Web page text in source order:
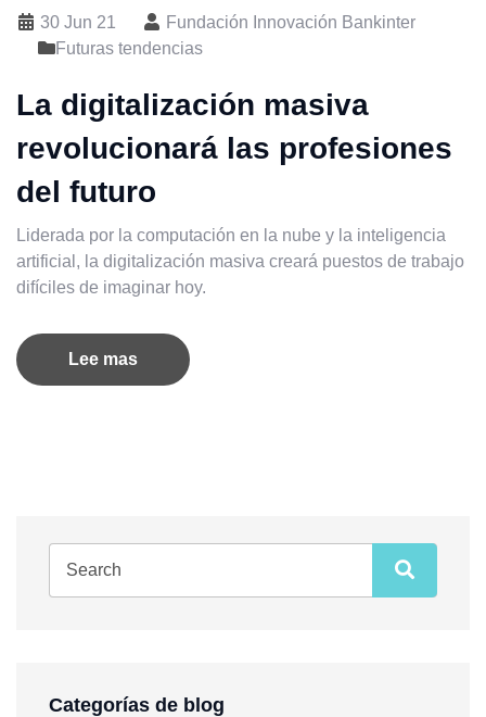
30 Jun 21
Fundación Innovación Bankinter
Futuras tendencias
La digitalización masiva
revolucionará las profesiones
del futuro
Liderada por la computación en la nube y la inteligencia
artificial, la digitalización masiva creará puestos de trabajo
difíciles de imaginar hoy.
Lee mas
Categorías de blog